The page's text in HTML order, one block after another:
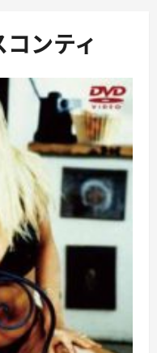
コンティ